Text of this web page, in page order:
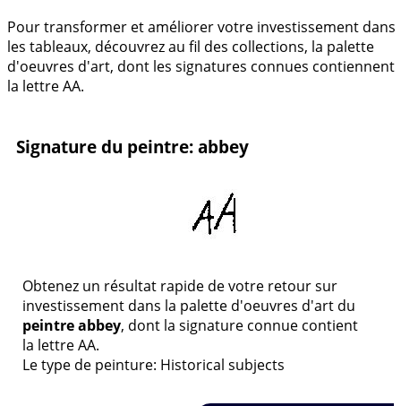
Pour transformer et améliorer votre investissement dans
les tableaux, découvrez au fil des collections, la palette
d'oeuvres d'art, dont les signatures connues contiennent
la lettre AA.
Signature du peintre: abbey
Obtenez un résultat rapide de votre retour sur
investissement dans la palette d'oeuvres d'art du
peintre abbey, dont la signature connue contient
la lettre AA.
Le type de peinture: Historical subjects